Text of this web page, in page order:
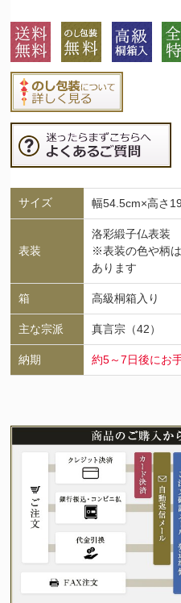
サイズ 幅54.5cm×高さ
表装
洛彩緞子仏表装
※表装の色や柄
あります
箱 高級桐箱入り
主な宗派 真言宗（42）
納期 約5～7日後にお